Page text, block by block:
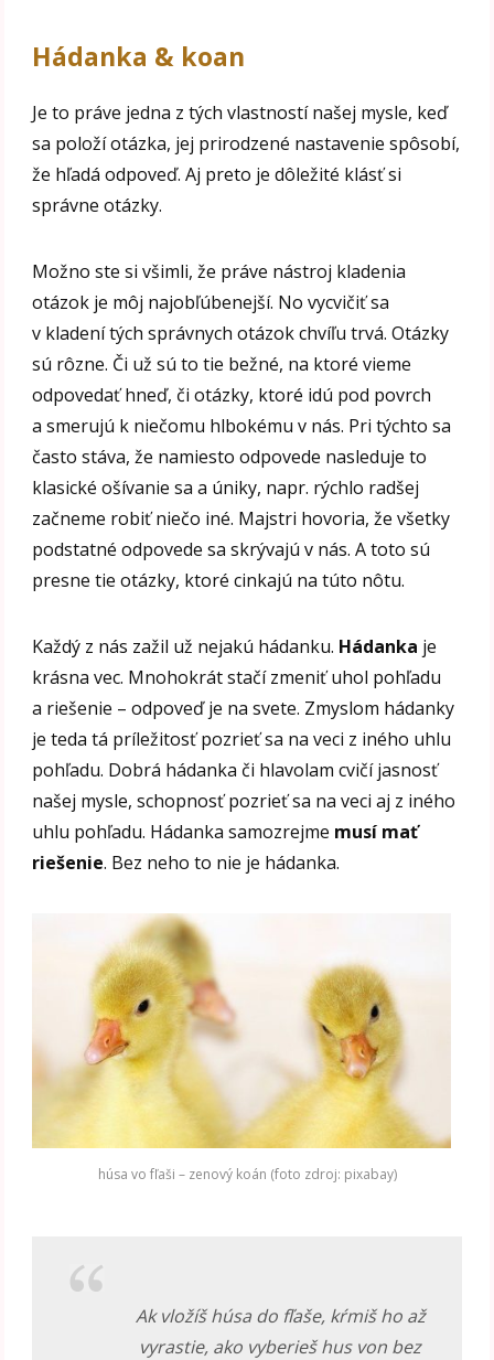
Hádanka & koan
Je to práve jedna z tých vlastností našej mysle, keď
sa položí otázka, jej prirodzené nastavenie spôsobí,
že hľadá odpoveď. Aj preto je dôležité klásť si
správne otázky.
Možno ste si všimli, že práve nástroj kladenia
otázok je môj najobľúbenejší. No vycvičiť sa
v kladení tých správnych otázok chvíľu trvá. Otázky
sú rôzne. Či už sú to tie bežné, na ktoré vieme
odpovedať hneď, či otázky, ktoré idú pod povrch
a smerujú k niečomu hlbokému v nás. Pri týchto sa
často stáva, že namiesto odpovede nasleduje to
klasické ošívanie sa a úniky, napr. rýchlo radšej
začneme robiť niečo iné. Majstri hovoria, že všetky
podstatné odpovede sa skrývajú v nás. A toto sú
presne tie otázky, ktoré cinkajú na túto nôtu.
Každý z nás zažil už nejakú hádanku. Hádanka je
krásna vec. Mnohokrát stačí zmeniť uhol pohľadu
a riešenie – odpoveď je na svete. Zmyslom hádanky
je teda tá príležitosť pozrieť sa na veci z iného uhlu
pohľadu. Dobrá hádanka či hlavolam cvičí jasnosť
našej mysle, schopnosť pozrieť sa na veci aj z iného
uhlu pohľadu. Hádanka samozrejme musí mať
riešenie. Bez neho to nie je hádanka.
húsa vo fľaši – zenový koán (foto zdroj: pixabay)
Ak vložíš húsa do fľaše, kŕmiš ho až
vyrastie, ako vyberieš hus von bez